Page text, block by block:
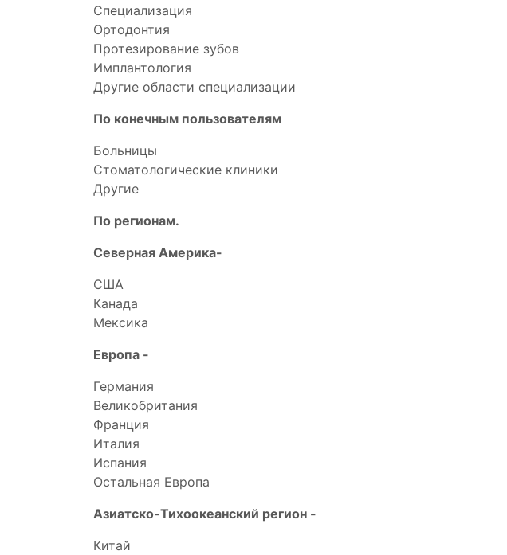
Специализация
Ортодонтия
Протезирование зубов
Имплантология
Другие области специализации
По конечным пользователям
Больницы
Стоматологические клиники
Другие
По регионам.
Северная Америка-
США
Канада
Мексика
Европа -
Германия
Великобритания
Франция
Италия
Испания
Остальная Европа
Азиатско-Тихоокеанский регион -
Китай